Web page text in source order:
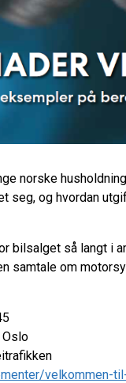
norske
seg, og hvordan
bilsalget så langt i
samtale om
Oslo
velkommen-